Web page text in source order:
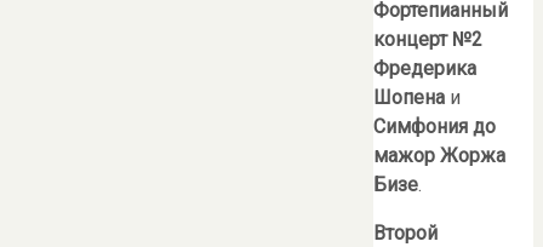
Фортепианный
концерт №2
Фредерика
Шопена и
Симфония до
мажор Жоржа
Бизе.
Второй